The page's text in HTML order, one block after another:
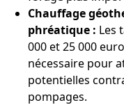
Chauffage
phréatique : Les
000 et 25 000
nécessaire pour
potentielles
pompages.